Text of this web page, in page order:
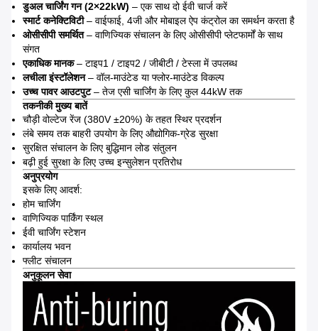
डुअल चार्जिंग गन (2×22kW) – एक साथ दो ईवी चार्ज करें
स्मार्ट कनेक्टिविटी– वाईफाई, 4जी और मोबाइल ऐप कंट्रोल का समर्थन करता है
ओसीसीपी समर्थित– वाणिज्यिक संचालन के लिए ओसीसीपी प्लेटफार्मों के साथ
संगत
एकाधिक मानक– टाइप1 / टाइप2 / जीबीटी / टेस्ला में उपलब्ध
लचीला इंस्टॉलेशन– वॉल-माउंटेड या फ्लोर-माउंटेड विकल्प
उच्च पावर आउटपुट– तेज एसी चार्जिंग के लिए कुल 44kW तक
तकनीकी मुख्य बातें
चौड़ी वोल्टेज रेंज (380V ±20%) के तहत स्थिर प्रदर्शन
लंबे समय तक बाहरी उपयोग के लिए औद्योगिक-ग्रेड सुरक्षा
सुरक्षित संचालन के लिए बुद्धिमान लोड संतुलन
बढ़ी हुई सुरक्षा के लिए उच्च इन्सुलेशन प्रतिरोध
अनुप्रयोग
इसके लिए आदर्श:
होम चार्जिंग
वाणिज्यिक पार्किंग स्थल
ईवी चार्जिंग स्टेशन
कार्यालय भवन
फ्लीट संचालन
अनुकूलन सेवा